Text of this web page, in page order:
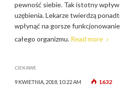
pewność siebie. Tak istotny
uzębienia. Lekarze twierdzą
wpłynąć na gorsze
całego organizmu. Read more
CIEKAWE
9 KWIETNIA, 2018, 10:22 AM 1632